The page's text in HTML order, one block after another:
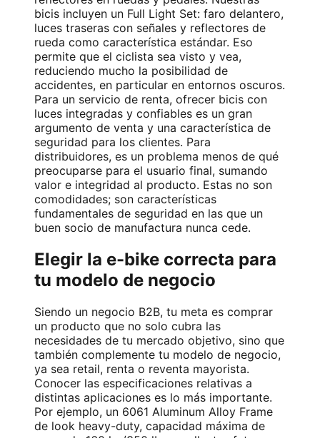
bicis incluyen un Full Light Set: faro delantero,
luces traseras con señales y reflectores de
rueda como característica estándar. Eso
permite que el ciclista sea visto y vea,
reduciendo mucho la posibilidad de
accidentes, en particular en entornos oscuros.
Para un servicio de renta, ofrecer bicis con
luces integradas y confiables es un gran
argumento de venta y una característica de
seguridad para los clientes. Para
distribuidores, es un problema menos de qué
preocuparse para el usuario final, sumando
valor e integridad al producto. Estas no son
comodidades; son características
fundamentales de seguridad en las que un
buen socio de manufactura nunca cede.
Elegir la e-bike correcta para
tu modelo de negocio
Siendo un negocio B2B, tu meta es comprar
un producto que no solo cubra las
necesidades de tu mercado objetivo, sino que
también complemente tu modelo de negocio,
ya sea retail, renta o reventa mayorista.
Conocer las especificaciones relativas a
distintas aplicaciones es lo más importante.
Por ejemplo, un 6061 Aluminum Alloy Frame
de look heavy-duty, capacidad máxima de